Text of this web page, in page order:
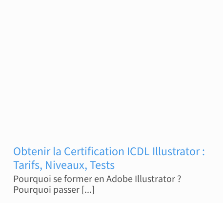
Obtenir la Certification ICDL Illustrator :
Tarifs, Niveaux, Tests
Pourquoi se former en Adobe Illustrator ?
Pourquoi passer [...]